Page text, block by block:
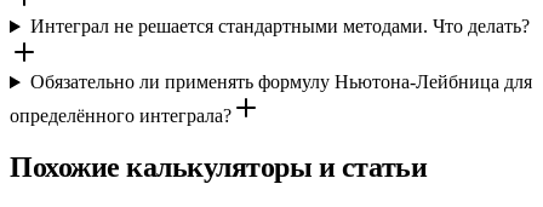
Интеграл не решается стандартными методами. Что делать?
Обязательно ли применять формулу Ньютона-Лейбница для
определённого интеграла?
Похожие калькуляторы и статьи